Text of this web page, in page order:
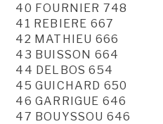
40 FOURNIER 748
41 REBIERE 667
42 MATHIEU 666
43 BUISSON 664
44 DELBOS 654
45 GUICHARD 650
46 GARRIGUE 646
47 BOUYSSOU 646